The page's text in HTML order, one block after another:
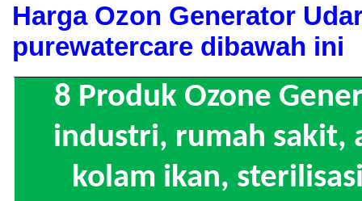
Harga Ozon Generator
purewatercare dibawah ini
8 Produk Ozone
industri, rumah sakit,
kolam ikan,